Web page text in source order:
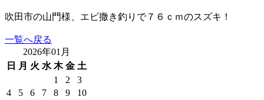
吹田市の山門様、エビ撒き釣りで７６ｃｍのスズキ！
一覧へ戻る
2026年01月
日
月 火 水 木 金 土
1 2
3
4
5 6 7 8 9
10